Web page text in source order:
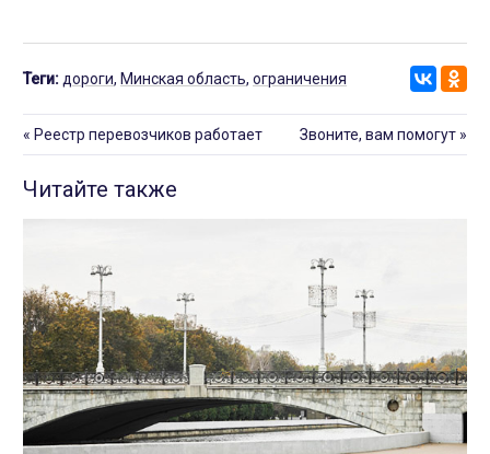
Теги:дороги, Минская область, ограничения
« Реестр перевозчиков работает Звоните, вам помогут »
Читайте также